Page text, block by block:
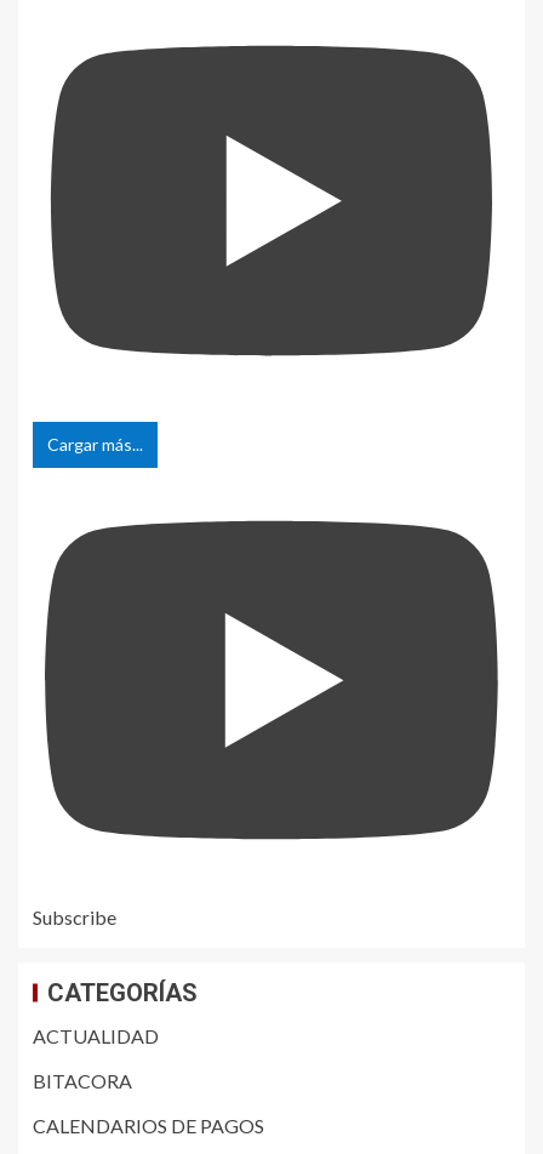
Cargar más...
Subscribe
CATEGORÍAS
ACTUALIDAD
BITACORA
CALENDARIOS DE PAGOS